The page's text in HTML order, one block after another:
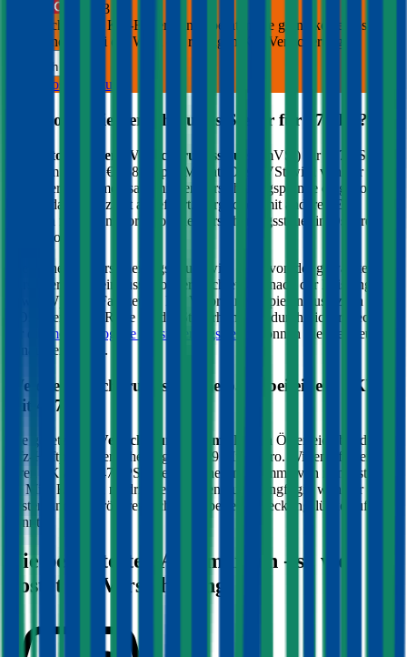
3
Die durchblicker Kfz-Expert:innen beraten Sie gerne kostenlos &
unverbindlich bei der Wahl der richtigen Kfz-Versicherung.
Deutsch
Kostenlose Beratung
Was kostet die Versicherungs-Steuer für 477 PS?
motorbezogene Versicherungssteuer (mVSt) für 477
PS
kostet im Schnitt €
258,36
pro Monat. Die mVSt wird von der
Versicherung gemeinsam mit der Versicherungsprämie eingehoben
und an das Finanzamt abgeführt. Verglichen mit anderen EU-
Ländern fällt die motorbezogene Versicherungssteuer in Österreich
relativ hoch aus.
Die Höhe der Versicherungssteuer wird nicht von der gewählten
Versicherung beeinflusst, sondern richtet sich nach der Leistung (PS
bzw. kW) Ihres Fahrzeugs. Bei Verbrennern spielen zusätzlich die
CO2-Werte eine Rolle für die Steuerhöhe. Im durchblicker Rechner
motorbezogene Versicherungssteuer
können Sie die Steuer
genau berechnen.
Welche Versicherungssumme passt bei einem PKW
mit
477
Die gesetzliche Versicherungssumme
liegt in Österreich bei der
Kfz-Haftpflichtversicherung bei 7,79 Mio. Euro. Wir empfehlen für
Ihren PKW mit
477
PS eine Versicherungssumme von mindestens
20 Mio. Euro, da niedrigere Summen nur geringfügig weniger
kosten und bei größeren Schäden aber eine Deckungslücke auftreten
könnte.
Die beliebtesten Automarken - so viel
kostet die Versicherung: